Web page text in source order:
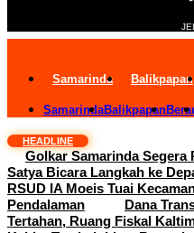
Samarinda Balikpapan
SamarindaBalikpapan
HEADLINE
Golkar Samarinda Segera
Satya Bicara Langkah ke
RSUD IA Moeis Tuai
Pendalaman
Dana
Tertahan, Ruang Fiskal